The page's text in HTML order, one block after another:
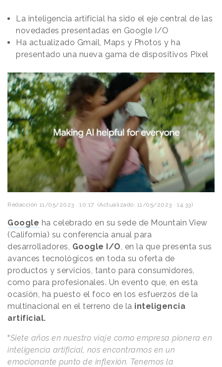
La inteligencia artificial ha sido el eje central de las
novedades presentadas en Google I/O
Ha actualizado Gmail, Maps y Photos y ha
presentado una nueva gama de dispositivos Pixel
Redacción 11/05/2023 · 10:17 (Actualizado: 11/05/2023 · 14:33)
Google ha celebrado en su sede de Mountain View
(California) su conferencia anual para
desarrolladores, Google I/O , en la que presenta sus
avances tecnológicos en toda su oferta de
productos y servicios, tanto para consumidores,
como para profesionales. Un evento que, en esta
ocasión, ha puesto el foco en los esfuerzos de la
multinacional en el terreno de la inteligencia
artificial.
“Siete años en nuestro viaje como empresa pionera en
inteligencia artificial, nos encontramos en un
emocionante punto de inflexión. Tenemos la